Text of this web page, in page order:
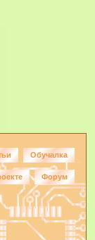
Обучалка
Форум